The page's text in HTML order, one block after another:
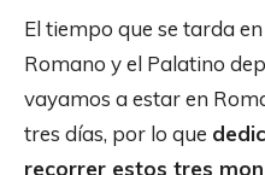
El tiempo que se tarda
Romano y el Palatino
vayamos a estar en
tres días, por lo que
recorrer estos tres